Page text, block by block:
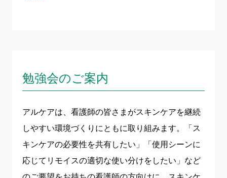
勉強会のご案内
アルケアは、看護師の皆さまがスキンケアを継続
しやすい環境づくりにともに取り組みます。「ス
キンケアの必要性を共有したい」「使用シーンに
応じてリモイスの適切な使い分けをしたい」など